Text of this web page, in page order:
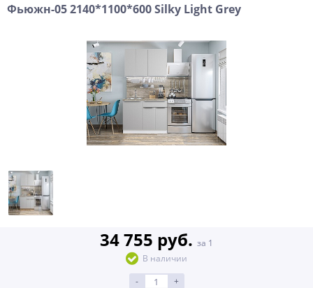
Фьюжн-05 2140*1100*600 Silky Light Grey
34 755 руб. за 1
В наличии
-
+